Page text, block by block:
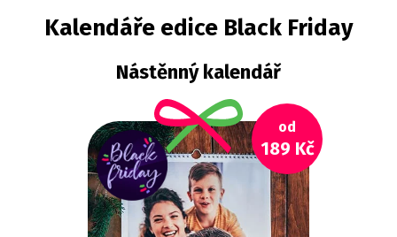
Kalendáře edice Black Friday
Nástěnný kalendář
od
189 Kč